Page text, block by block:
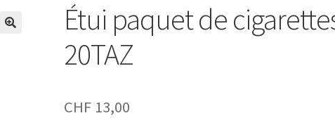
Étui paquet de
20TAZ
CHF 13,00